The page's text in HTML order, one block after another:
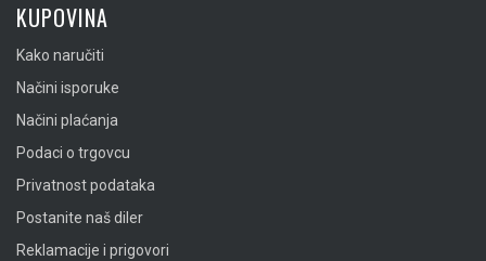
KUPOVINA
Kako naručiti
Načini isporuke
Načini plaćanja
Podaci o trgovcu
Privatnost podataka
Postanite naš diler
Reklamacije i prigovori